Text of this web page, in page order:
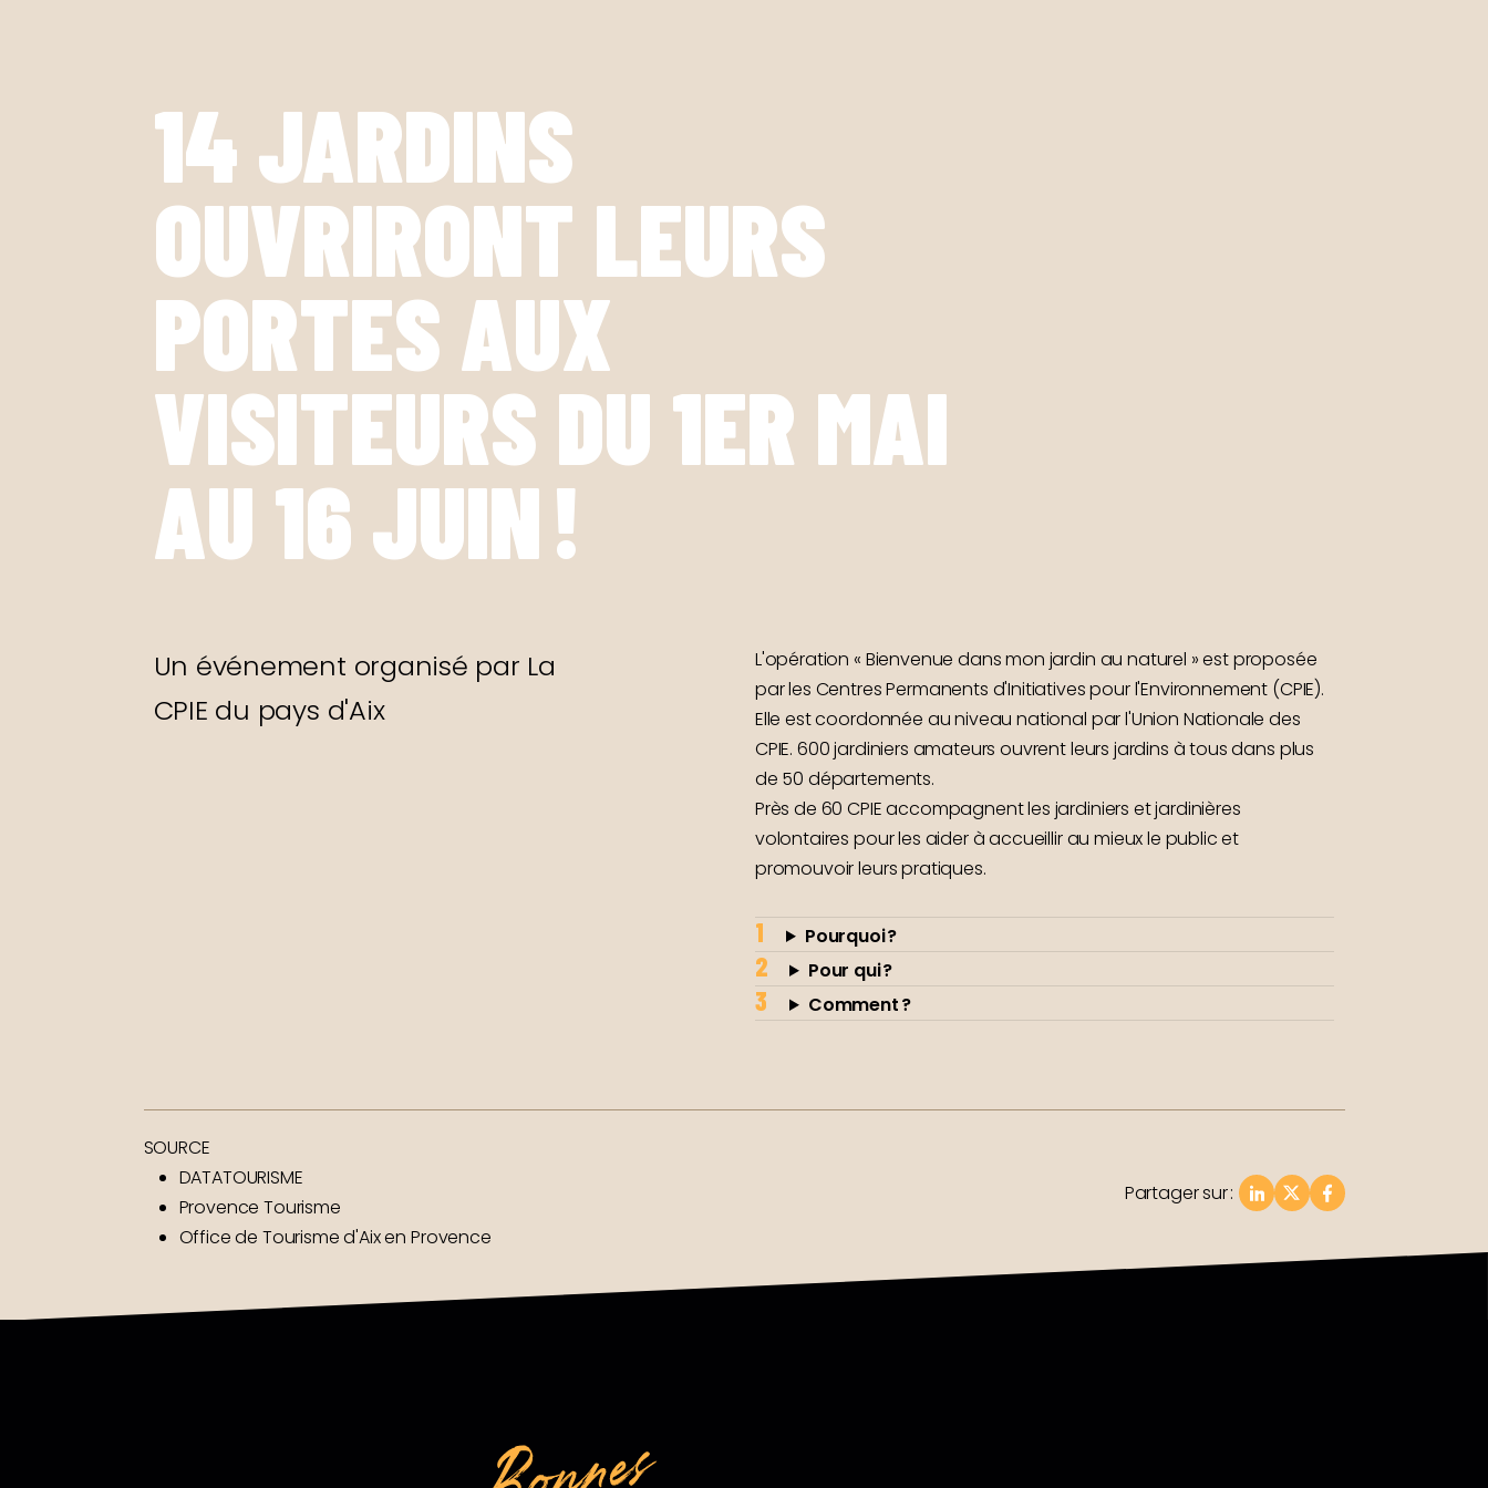
14 JARDINS
OUVRIRONT LEURS
PORTES AUX
VISITEURS DU 1ER MAI
AU 16 JUIN !
Un événement organisé par La
CPIE du pays d'Aix
L'opération « Bienvenue dans mon jardin au naturel » est proposée
par les Centres Permanents d'Initiatives pour l'Environnement (CPIE).
Elle est coordonnée au niveau national par l'Union Nationale des
CPIE. 600 jardiniers amateurs ouvrent leurs jardins à tous dans plus
de 50 départements.
Près de 60 CPIE accompagnent les jardiniers et jardinières
volontaires pour les aider à accueillir au mieux le public et
promouvoir leurs pratiques.
Pourquoi ?
Pour qui ?
Comment ?
SOURCE
DATATOURISME
Provence Tourisme
Office de Tourisme d'Aix en Provence
Partager sur: